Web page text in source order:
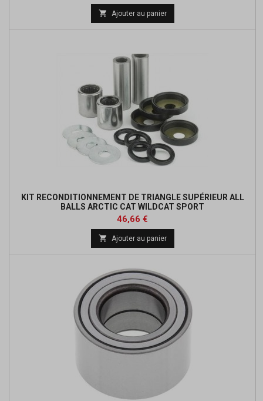
base
 Ajouter au panier
KIT RECONDITIONNEMENT DE TRIANGLE SUPÉRIEUR ALL
BALLS ARCTIC CAT WILDCAT SPORT
Prix
46,66 €
base
 Ajouter au panier